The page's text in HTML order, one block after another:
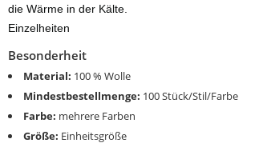
die Wärme in der Kälte.
Einzelheiten
Besonderheit
Material: 100 % Wolle
Mindestbestellmenge: 100 Stück/Stil/Farbe
Farbe: mehrere Farben
Größe: Einheitsgröße